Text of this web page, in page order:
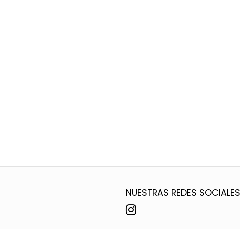
NUESTRAS REDES SOCIALES